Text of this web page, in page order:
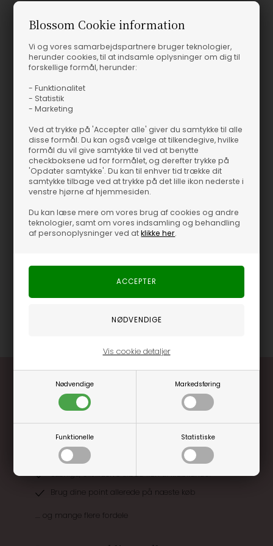
Blossom Cookie information
Vi og vores samarbejdspartnere bruger teknologier,
herunder cookies, til at indsamle oplysninger om dig til
forskellige formål, herunder:
- Funktionalitet
- Statistik
- Marketing
Ved at trykke på 'Accepter alle' giver du samtykke til alle
disse formål. Du kan også vælge at tilkendegive, hvilke
formål du vil give samtykke til ved at benytte
checkboksene ud for formålet, og derefter trykke på
'Opdater samtykke'. Du kan til enhver tid trække dit
samtykke tilbage ved at trykke på det lille ikon nederste i
venstre hjørne af hjemmesiden.
Du kan læse mere om vores brug af cookies og andre
teknologier, samt om vores indsamling og behandling
af personoplysninger ved atklikke her.
Nødvendige Markedsføring
Funktionelle Statistiske
Vis cookie detaljer
stedet skal fyldes med farveblyanter på børneværelset. Det er
helt valgfrit og op til dit og familiens behov – men tænk kreativt,
bordet, så du hurtigt får mere plads i hvert rum på den smarte
måde. Farven nature vil klæde dit stilrene hjem og blende ind i
ethvert rum i huset.
Kurv - Nature - House Doctor
Sig hej til denne fine lille opbevaringskurv fra House Doctor i
superfin designdetalje med hang, der gør den velegnet til at
hænge på, hvilken som helst krog i, hvilket som helst rum i
boligen. Hæng din kurv i bryggeret, i køkkenet, på badeværelset,
på børneværelset eller et helt andet sted, du lige præcis
mangler smart opbevaringsplads. Kun fantasien sætter
søgræskurv til – måske en ekstra toiletrulle nær toilettet på
badeværelset, eller måske den i stedet skal fyldes med
farveblyanter på børneværelset. Det er helt valgfrit og op til dit
skønt det er med praktisk ophæng væk fra bordet, så du hurtigt
får mere plads i hvert rum på den smarte måde. Farven nature
vil klæde dit stilrene hjem og blende ind i ethvert rum i huset.
Optjen 3% i bonuskroner når du handler
Særlige, eksklusive tilbud kun til klubkunder
Brug dine point allerede på næste køb
.... og mange flere fordele